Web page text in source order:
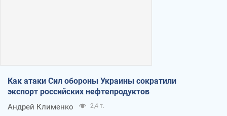
Как атаки Сил обороны Украины сократили
экспорт российских нефтепродуктов
Андрей Клименко 2,4 т.